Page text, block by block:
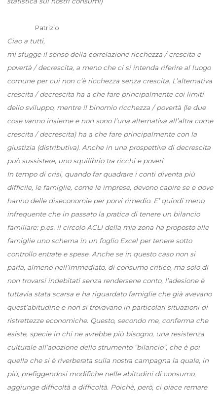
Patrizio
Ciao a tutti,
mi sfugge il senso della correlazione ricchezza / crescita e
povertà / decrescita, a meno che ci si intenda riferire al luogo
comune per cui non c’è ricchezza senza crescita. L’alternativa
crescita / decrescita ha a che fare principalmente coi limiti
dello sviluppo, mentre il binomio ricchezza / povertà (le due
cose vanno insieme e non sono l’una alternativa all’altra come
crescita / decrescita) ha a che fare principalmente con la
giustizia (distributiva). Anche in una prospettiva di decrescita
può sussistere, uno squilibrio tra ricchi e poveri.
In tempo di crisi, quando far quadrare i conti diventa più
difficile, le famiglie, come le imprese, devono capire se e dove
hanno delle diseconomie per porvi rimedio. E’ quindi meno
infrequente che in passato la pratica di tenere un bilancio
familiare: p.es. il circolo ACLI della mia zona ha proposto alle
famiglie uno schema in un foglio Excel per tenere sotto
controllo entrate e spese. Anche se in questo caso non si
parla, almeno nell’immediato, di consumo critico, ma solo di
non trovarsi indebitati senza rendersene conto, l’adesione è
tuttavia stata scarsa e ha riguardato famiglie che già avevano
quest’abitudine e non si trovavano in particolari situazioni di
ristrettezze economiche. Questo, secondo me, conferma che
esiste, specie in chi ne avrebbe più bisogno, una resistenza
culturale all’adozione dello strumento “bilancio”, che è poi
quella che si è riverberata sulla nostra campagna la quale, in
più, prefiggendosi modifiche nelle abitudini di consumo,
aggiunge difficoltà a difficoltà. Poichè, però, ci piace remare